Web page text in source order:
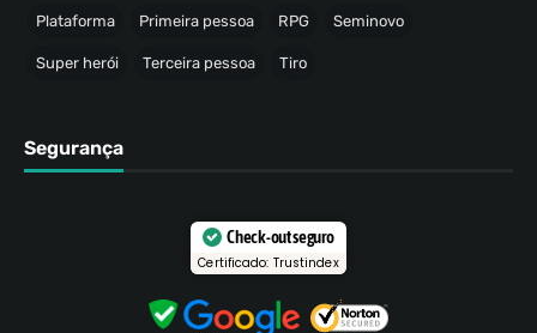
Plataforma Primeira pessoa RPG Seminovo
Super herói Terceira pessoa Tiro
Segurança
Check-out seguro
Certificado: Trustindex